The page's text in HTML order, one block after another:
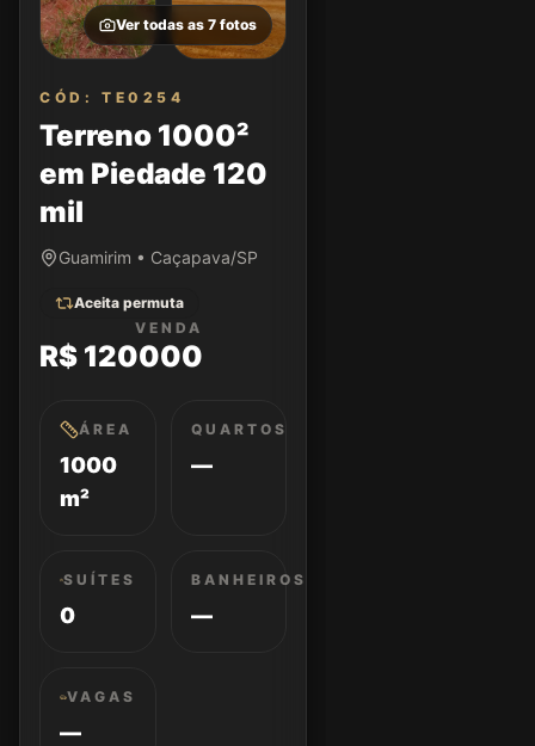
Ver todas as 7 fotos
CÓD: TE0254
Terreno 1000²
em Piedade 120
mil
Guamirim • Caçapava/SP
Aceita permuta
VENDA
R$ 120000
ÁREA
1000
m²
QUARTOS
—
SUÍTES
0
BANHEIROS
—
VAGAS
—